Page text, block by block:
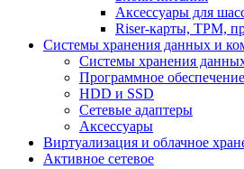
Аксессуары для
Riser-карты, TPM,
Системы хранения данных и
Системы хранения
Программное обеспечение
HDD и SSD
Сетевые адаптеры
Аксессуары
Виртуализация и облачное
Активное сетевое